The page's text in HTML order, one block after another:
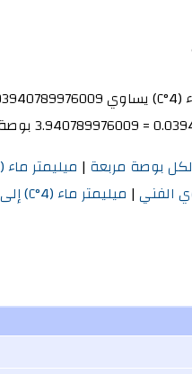
| ميليمتر ماء (4°C) إلى بار
| ميليمتر ماء (4°C) إلى تور